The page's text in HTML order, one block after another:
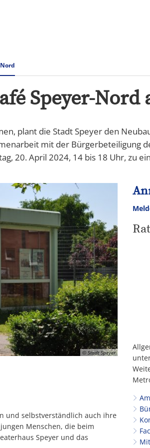
Speyer-Nord
plant die Stadt Speyer den
mit der Bürgerbeteiligung
20. April 2024, 14 bis 18 Uhr, zu
© Stadt Speyer
und selbstverständlich auch ihre
Menschen, die beim
Speyer und das